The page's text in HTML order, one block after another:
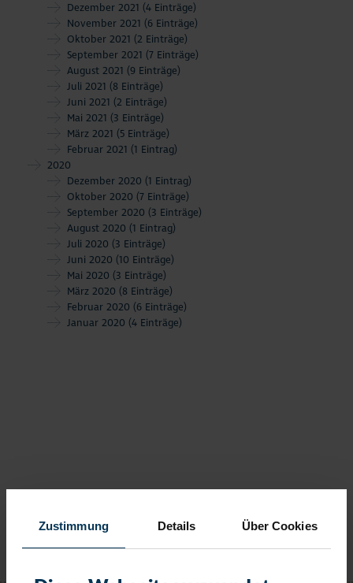
Zustimmung Details Über Cookies
Dezember 2021 (4 Einträge)
November 2021 (6 Einträge)
Oktober 2021 (2 Einträge)
September 2021 (7 Einträge)
August 2021 (9 Einträge)
Juli 2021 (8 Einträge)
Juni 2021 (2 Einträge)
Mai 2021 (3 Einträge)
März 2021 (5 Einträge)
Februar 2021 (1 Eintrag)
2020
Dezember 2020 (1 Eintrag)
Oktober 2020 (7 Einträge)
September 2020 (3 Einträge)
August 2020 (1 Eintrag)
Juli 2020 (3 Einträge)
Juni 2020 (10 Einträge)
Mai 2020 (3 Einträge)
März 2020 (8 Einträge)
Februar 2020 (6 Einträge)
Januar 2020 (4 Einträge)